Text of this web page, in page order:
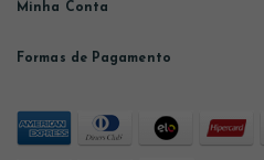
Minha Conta
Formas de Pagamento